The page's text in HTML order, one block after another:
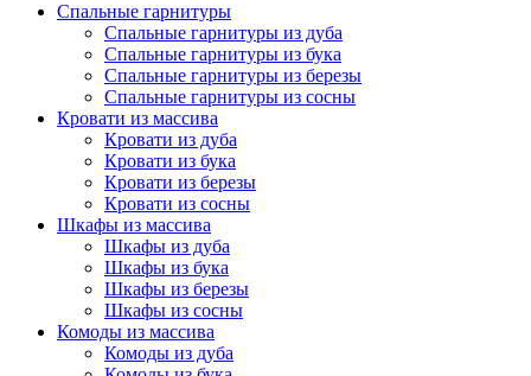
Спальные гарнитуры
Спальные гарнитуры из дуба
Спальные гарнитуры из бука
Спальные гарнитуры из березы
Спальные гарнитуры из сосны
Кровати из массива
Кровати из дуба
Кровати из бука
Кровати из березы
Кровати из сосны
Шкафы из массива
Шкафы из дуба
Шкафы из бука
Шкафы из березы
Шкафы из сосны
Комоды из массива
Комоды из дуба